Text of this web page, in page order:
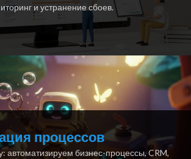
и устранение сбоев.
процессов
автоматизируем бизнес-процессы, CRM,